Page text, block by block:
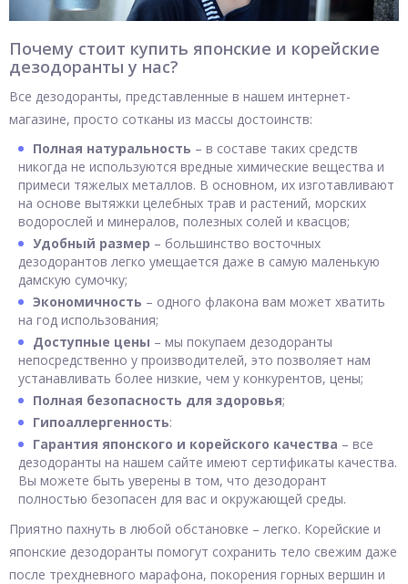
Почему стоит купить японские и корейские
дезодоранты у нас?
Все дезодоранты, представленные в нашем интернет-
магазине, просто сотканы из массы достоинств:
Полная натуральность – в составе таких средств
никогда не используются вредные химические вещества и
примеси тяжелых металлов. В основном, их изготавливают
на основе вытяжки целебных трав и растений, морских
водорослей и минералов, полезных солей и квасцов;
Удобный размер – большинство восточных
дезодорантов легко умещается даже в самую маленькую
дамскую сумочку;
Экономичность – одного флакона вам может хватить
на год использования;
Доступные цены – мы покупаем дезодоранты
непосредственно у производителей, это позволяет нам
устанавливать более низкие, чем у конкурентов, цены;
Полная безопасность для здоровья;
Гипоаллергенность:
Гарантия японского и корейского качества – все
дезодоранты на нашем сайте имеют сертификаты качества.
Вы можете быть уверены в том, что дезодорант
полностью безопасен для вас и окружающей среды.
Приятно пахнуть в любой обстановке – легко. Корейские и
японские дезодоранты помогут сохранить тело свежим даже
после трехдневного марафона, покорения горных вершин и